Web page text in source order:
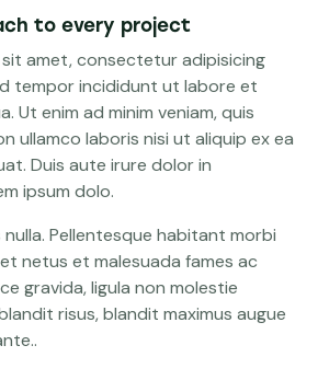
to every project
amet, consectetur adipisicing
tempor incididunt ut labore et
Ut enim ad minim veniam, quis
ullamco laboris nisi ut aliquip ex ea
Duis aute irure dolor in
ipsum dolo.
Pellentesque habitant morbi
netus et malesuada fames ac
gravida, ligula non molestie
risus, blandit maximus augue